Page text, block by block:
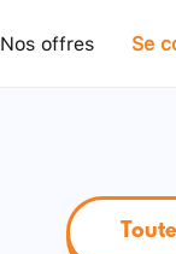
Nos offres Se